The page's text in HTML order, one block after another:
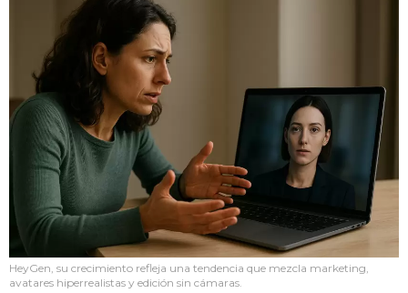
HeyGen, su crecimiento refleja una tendencia que mezcla marketing,
avatares hiperrealistas y edición sin cámaras.